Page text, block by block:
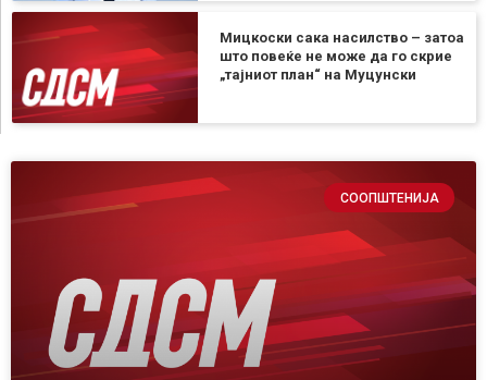
Мицкоски сака насилство – затоа
што повеќе не може да го скрие
„тајниот план“ на Муцунски
СООПШТЕНИЈА